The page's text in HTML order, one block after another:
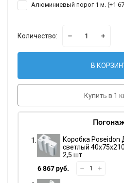
Алюминиевый порог 1 м. (+1
Количество:
В
Купить в 1
Коробка Poseidon
светлый
2,5 шт.
6 867 руб.